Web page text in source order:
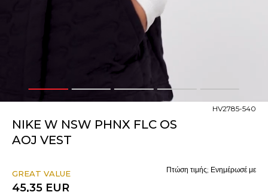
1 2 3 4
NIKE W NSW PHNX FLC OS
AOJ VEST
HV2785-540
GREAT VALUE
45,35 EUR
Πτώση τιμής; Ενημέρωσέ με